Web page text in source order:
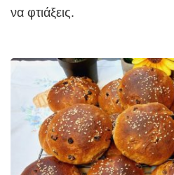
να φτιάξεις.